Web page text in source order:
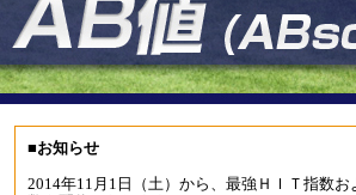
■お知らせ
2014年11月1日（土）から、最強ＨＩＴ指数